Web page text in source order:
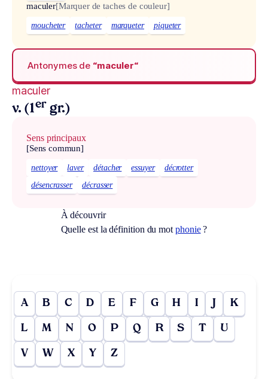
maculer[Marquer de taches de couleur]
moucheter tacheter marqueter piqueter
Antonymes de “maculer“
maculer
v. (1er gr.)
Sens principaux
[Sens commun]
nettoyer laver détacher essuyer
décrotter
désencrasser
décrasser
À découvrir
Quelle est la définition du motphonie?
A B C D E F G H I J K
L M N O P Q R S T U
V W X Y Z